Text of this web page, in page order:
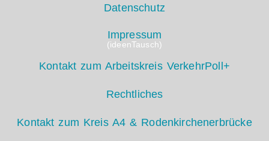
Datenschutz
Impressum
(ideenTausch)
Kontakt zum Arbeitskreis VerkehrPoll+
Rechtliches
Kontakt zum Kreis A4 & Rodenkirchenerbrücke